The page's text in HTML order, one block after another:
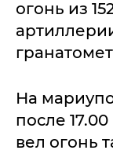
огонь из
На
после
вел огонь